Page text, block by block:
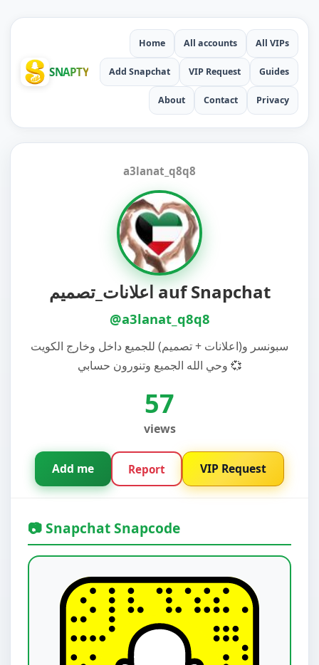
SNAPTY
Home All accounts All VIPs
Add Snapchat VIP Request Guides
About Contact Privacy
a3lanat_q8q8
اعلانات_تصميم auf Snapchat
@a3lanat_q8q8
سبونسر و(اعلانات + تصميم) للجميع داخل وخارج الكويت
وحي الله الجميع وتنورون حسابي 💞
57
views
Add me Report VIP Request
📷 Snapchat Snapcode